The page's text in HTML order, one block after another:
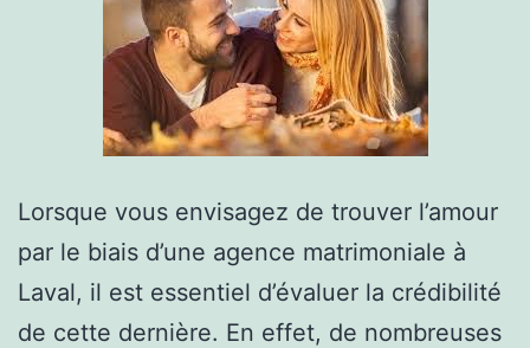
Lorsque vous envisagez de trouver l’amour
par le biais d’une agence matrimoniale à
Laval, il est essentiel d’évaluer la crédibilité
de cette dernière. En effet, de nombreuses